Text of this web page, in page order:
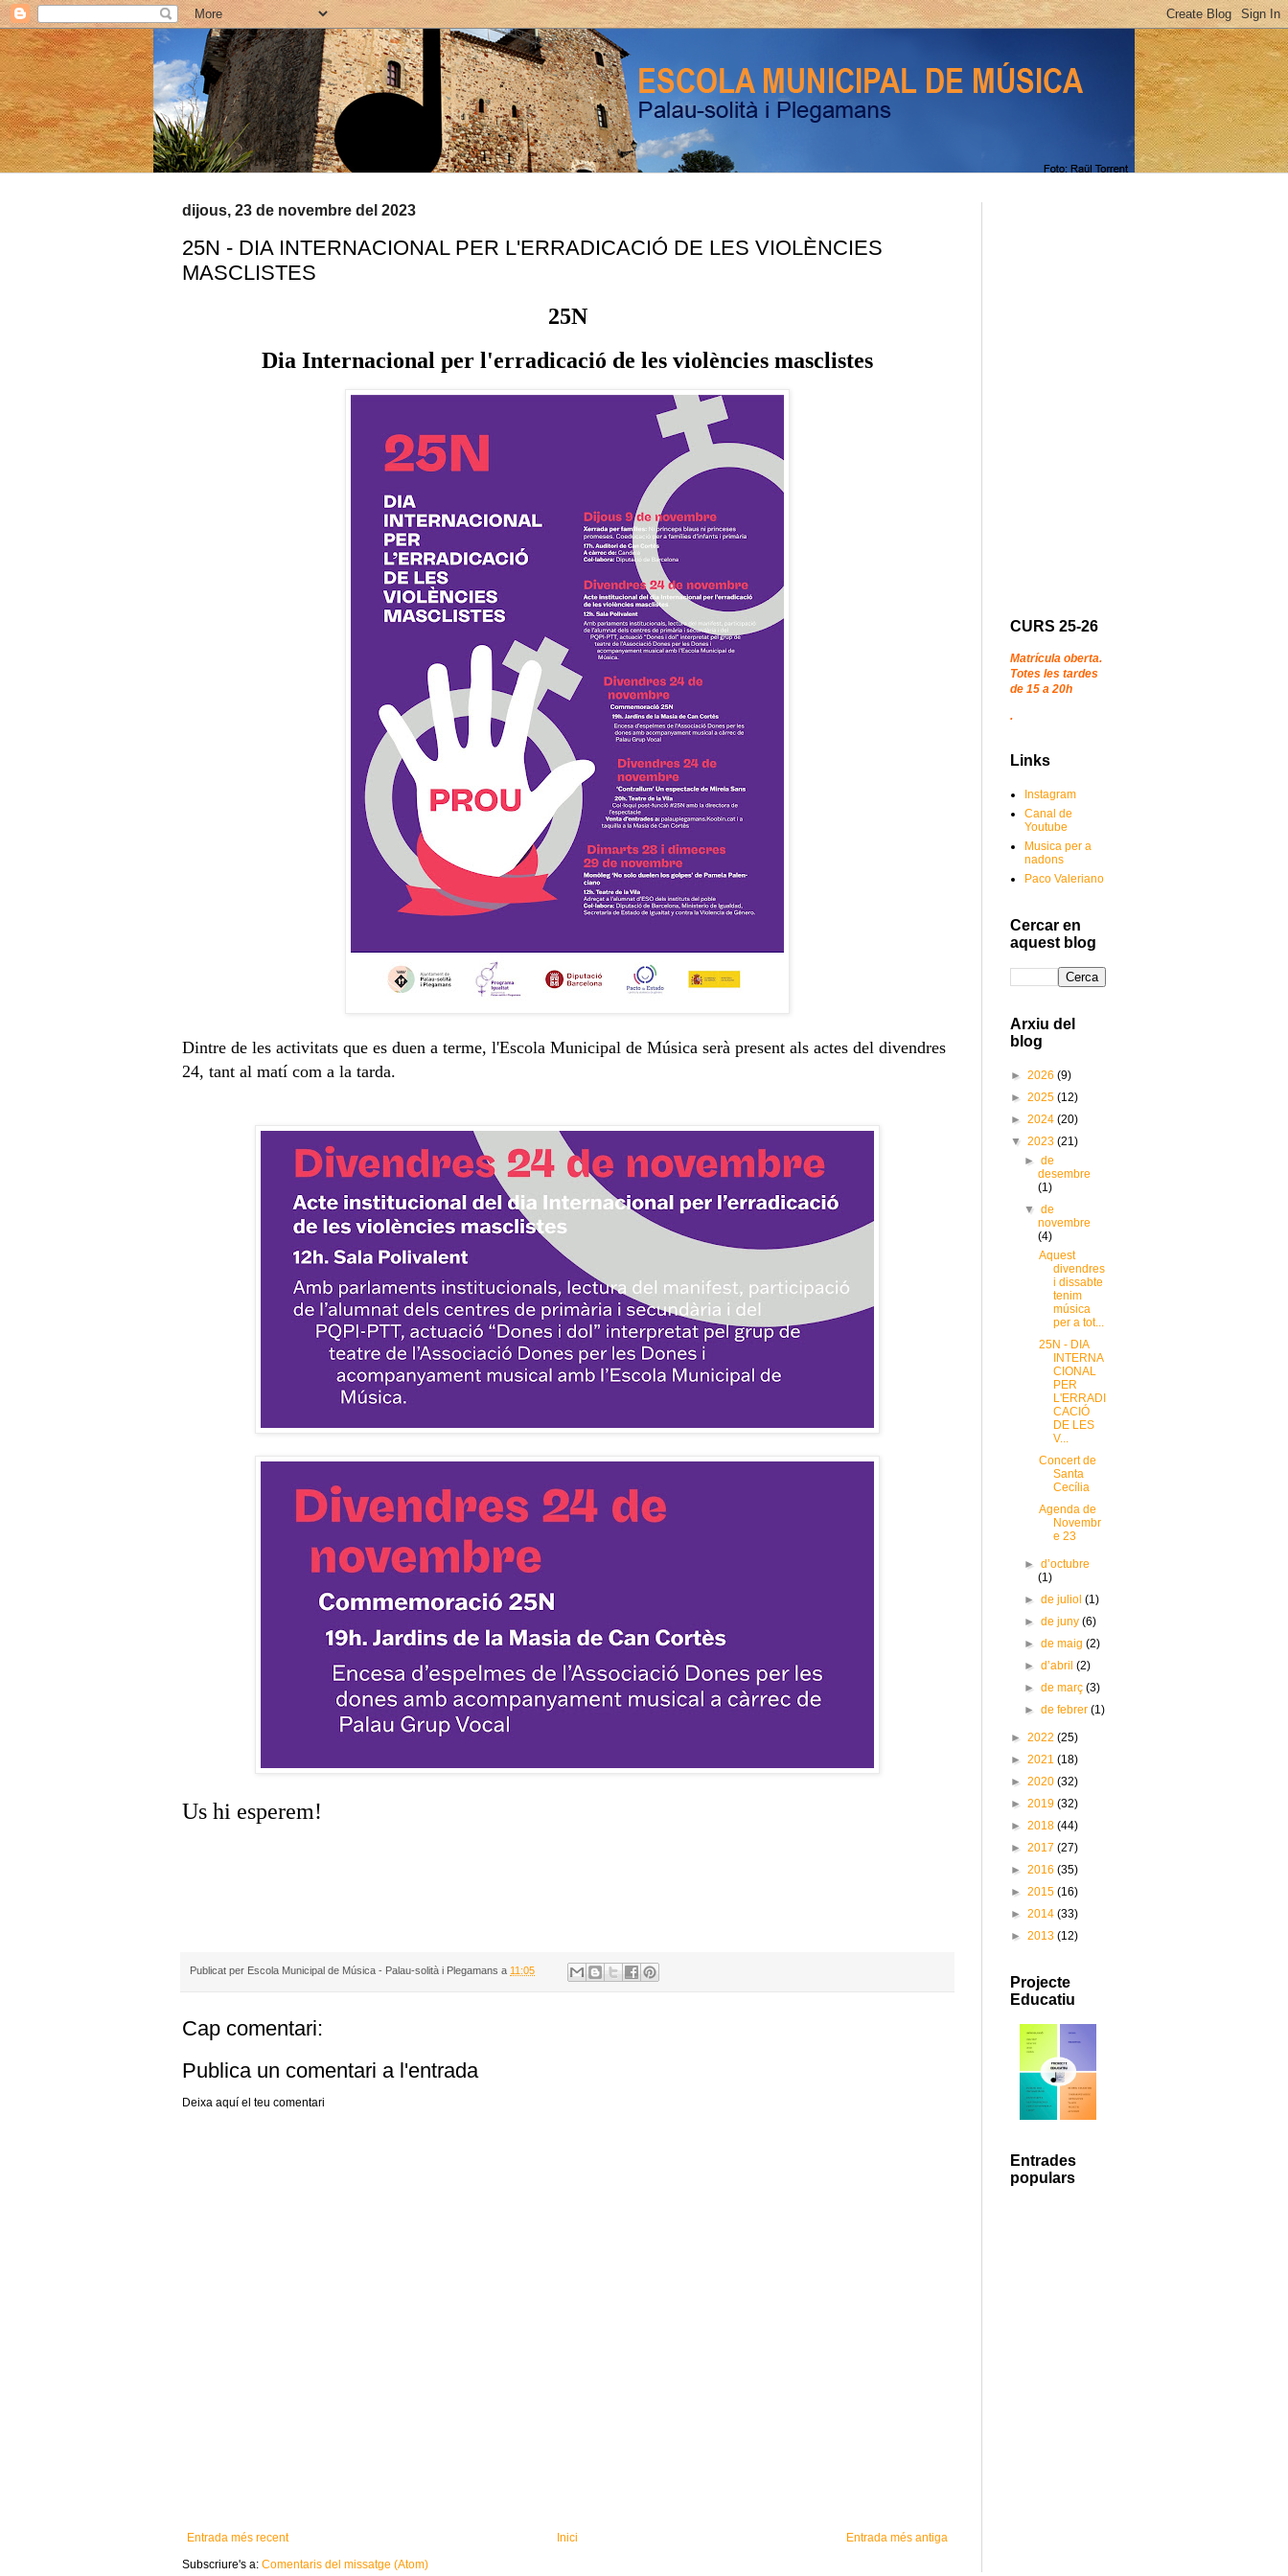
dijous, 23 de novembre del 2023
25N - DIA INTERNACIONAL PER L'ERRADICACIÓ DE LES VIOLÈNCIES
MASCLISTES
25N
Dia Internacional per l'erradicació de les violències masclistes
Dintre de les activitats que es duen a terme, l'Escola Municipal de Música serà present als actes del divendres
24, tant al matí com a la tarda.
Us hi esperem!
Publicat per Escola Municipal de Música - Palau-solità i Plegamans a 11:05
Cap comentari:
Publica un comentari a l'entrada
Deixa aquí el teu comentari
Entrada més recent Entrada més antiga
Inici
Subscriure's a: Comentaris del missatge (Atom)
CURS 25-26
Matrícula oberta.
Totes les tardes
de 15 a 20h
.
Links
Instagram
Canal de
Youtube
Musica per a
nadons
Paco Valeriano
Cercar en
aquest blog
Arxiu del
blog
► 2026 (9)
► 2025 (12)
► 2024 (20)
▼ 2023 (21)
►de
desembre
(1)
▼de
novembre
(4)
Aquest
divendres
i dissabte
tenim
música
per a tot...
25N - DIA
INTERNA
CIONAL
PER
L'ERRADI
CACIÓ
DE LES
V...
Concert de
Santa
Cecília
Agenda de
Novembr
e 23
►d’octubre
(1)
►de juliol(1)
►de juny(6)
►de maig(2)
►d’abril(2)
►de març(3)
►de febrer(1)
► 2022 (25)
► 2021 (18)
► 2020 (32)
► 2019 (32)
► 2018 (44)
► 2017 (27)
► 2016 (35)
► 2015 (16)
► 2014 (33)
► 2013 (12)
Projecte
Educatiu
Entrades
populars